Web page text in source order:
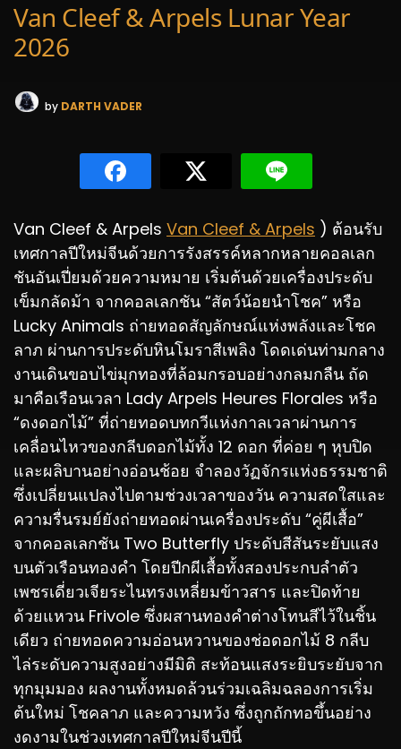
Van Cleef & Arpels Lunar Year
2026
by DARTH VADER
Van Cleef & Arpels Van Cleef & Arpels ) ต้อนรับ
เทศกาลปีใหม่จีนด้วยการรังสรรค์หลากหลายคอลเลก
ชันอันเปี่ยมด้วยความหมาย เริ่มต้นด้วยเครื่องประดับ
เข็มกลัดม้า จากคอลเลกชัน “สัตว์น้อยนำโชค” หรือ
Lucky Animals ถ่ายทอดสัญลักษณ์แห่งพลังและโชค
ลาภ ผ่านการประดับหินโมราสีเพลิง โดดเด่นท่ามกลาง
งานเดินขอบไข่มุกทองที่ล้อมกรอบอย่างกลมกลืน ถัด
มาคือเรือนเวลา Lady Arpels Heures Florales หรือ
“ดงดอกไม้” ที่ถ่ายทอดบทกวีแห่งกาลเวลาผ่านการ
เคลื่อนไหวของกลีบดอกไม้ทั้ง 12 ดอก ที่ค่อย ๆ หุบปิด
และผลิบานอย่างอ่อนช้อย จำลองวัฏจักรแห่งธรรมชาติ
ซึ่งเปลี่ยนแปลงไปตามช่วงเวลาของวัน ความสดใสและ
ความรื่นรมย์ยังถ่ายทอดผ่านเครื่องประดับ “คู่ผีเสื้อ”
จากคอลเลกชัน Two Butterfly ประดับสีสันระยับแสง
บนตัวเรือนทองคำ โดยปีกผีเสื้อทั้งสองประกบลำตัว
เพชรเดี่ยวเจียระไนทรงเหลี่ยมข้าวสาร และปิดท้าย
ด้วยแหวน Frivole ซึ่งผสานทองคำต่างโทนสีไว้ในชิ้น
เดียว ถ่ายทอดความอ่อนหวานของช่อดอกไม้ 8 กลีบ
ไล่ระดับความสูงอย่างมีมิติ สะท้อนแสงระยิบระยับจาก
ทุกมุมมอง ผลงานทั้งหมดล้วนร่วมเฉลิมฉลองการเริ่ม
ต้นใหม่ โชคลาภ และความหวัง ซึ่งถูกถักทอขึ้นอย่าง
งดงามในช่วงเทศกาลปีใหม่จีนปีนี้